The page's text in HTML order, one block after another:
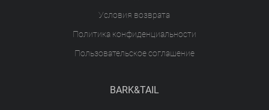
Условия возврата
Политика конфиденциальности
Пользовательское соглашение
BARK&TAIL